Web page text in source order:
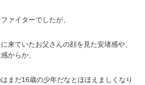
ァイターでしたが、
来ていたお父さんの顔を見た安堵感や、
からか、
まだ16歳の少年だなとほほえましくなり